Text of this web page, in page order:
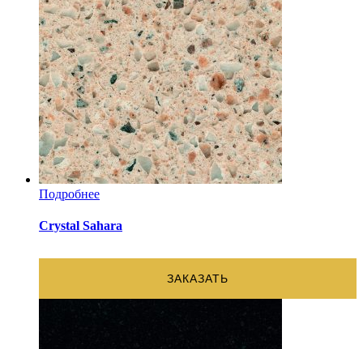
Подробнее
Crystal Sahara
ЗАКАЗАТЬ